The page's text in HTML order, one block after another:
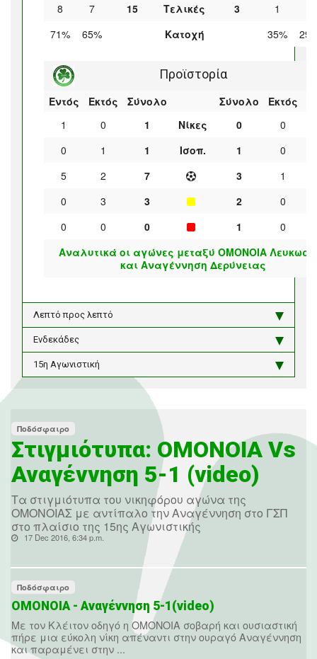
8
7 15 Τελικές 3 1
71%
65% Κατοχή 35%
Προϊστορία
Εντός Εκτός Σύνολο Σύνολο Εκτός
1
0 1 Νίκες 0
0
0
1 1 Ισοπ. 1
0
5
2 7 3
1
0
3 3 2
0
0
0 0 1
0
Αναλυτικά οι αγώνες μεταξύ ΟΜΟΝΟΙΑ
και Αναγέννηση Δερύνειας
Λεπτό προς λεπτό
Ενδεκάδες
15η Αγωνιστική
Ποδόσφαιρο
Στιγμιότυπα: ΟΜΟΝΟΙΑ Vs
Αναγέννηση 5-1 (video)
Τα στιγμιότυπα του νικηφόρου αγώνα της
ΟΜΟΝΟΙΑΣ με αντίπαλο την Αναγέννηση στο ΓΣΠ
στο πλαίσιο της 15ης Αγωνιστικής
17 Dec 2016, 6:34 p.m.
Ποδόσφαιρο
ΟΜΟΝΟΙΑ - Αναγέννηση 5-1(video)
Με τον Κλέιτον οδηγό η ΟΜΟΝΟΙΑ σοβαρή και ουσιαστική
πήρε μια εύκολη νίκη απέναντι στην ουραγό Αναγέννηση
και παραμένει στην ...